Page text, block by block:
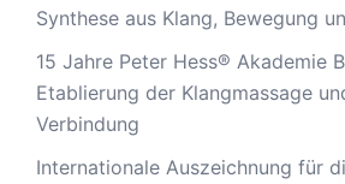
Synthese aus Klang, Bewegung
15 Jahre Peter Hess® Akademie
Etablierung der Klangmassage
Verbindung
Internationale Auszeichnung für